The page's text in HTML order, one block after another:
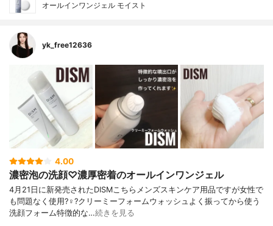
オールインワンジェル モイスト
yk_free12636
4.00
濃密泡の洗顔♡濃厚密着のオールインワンジェル
4月21日に新発売されたDISMこちらメンズスキンケア用品ですが女性で
も問題なく使用?‍♀️?クリーミーフォームウォッシュよく振ってから使う
洗顔フォーム特徴的な…続きを見る